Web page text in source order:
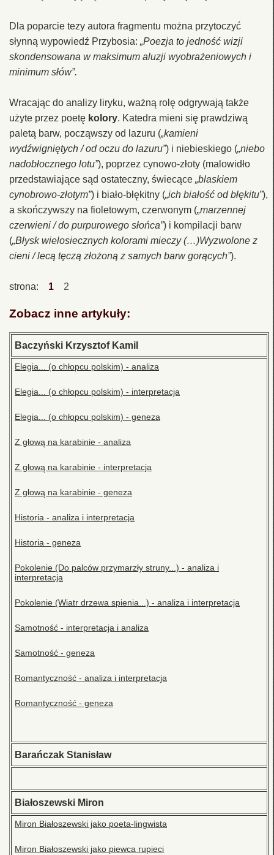
Dla poparcie tezy autora fragmentu można przytoczyć
słynną wypowiedź Przybosia: „Poezja to jedność wizji
skondensowana w maksimum aluzji wyobrażeniowych i
minimum słów”.
Wracając do analizy liryku, ważną rolę odgrywają także
użyte przez poetę kolory. Katedra mieni się prawdziwą
paletą barw, począwszy od lazuru („kamieni
wydźwigniętych / od oczu do lazuru”) i niebieskiego („niebo
nadobłocznego lotu”), poprzez cynowo-złoty (malowidło
przedstawiające sąd ostateczny, świecące „blaskiem
cynobrowo-złotym”) i biało-błękitny („ich białość od błękitu”),
a skończywszy na fioletowym, czerwonym („marzennej
czerwieni / do purpurowego słońca”) i kompilacji barw
(„Błysk wielosiecznych kolorami mieczy (…)Wyzwolone z
cieni / lecą tęczą złożoną z samych barw gorących”).
strona: 1 2
Zobacz inne artykuły:
Baczyński Krzysztof Kamil
Elegia... (o chłopcu polskim) - analiza
Elegia... (o chłopcu polskim) - interpretacja
Elegia... (o chłopcu polskim) - geneza
Z głową na karabinie - analiza
Z głową na karabinie - interpretacja
Z głową na karabinie - geneza
Historia - analiza i interpretacja
Historia - geneza
Pokolenie (Do palców przymarzły struny...) - analiza i
interpretacja
Pokolenie (Wiatr drzewa spienia...) - analiza i interpretacja
Samotność - interpretacja i analiza
Samotność - geneza
Romantyczność - analiza i interpretacja
Romantyczność - geneza
Barańczak Stanisław
Białoszewski Miron
Miron Białoszewski jako poeta-lingwista
Miron Białoszewski jako piewca rupieci